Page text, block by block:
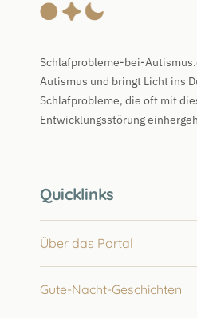
Schlafprobleme-bei-
Autismus und bringt Licht ins
Schlafprobleme, die oft mit
Entwicklungsstörung
Quicklinks
Über das Portal
Gute-Nacht-Geschichten